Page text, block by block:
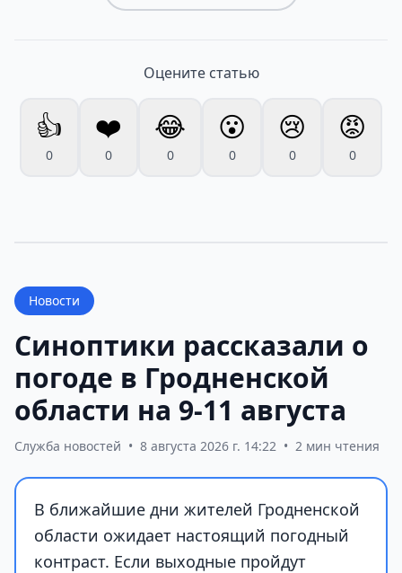
Оцените статью
👍
0
❤️
0
😂
0
😮
0
😢
0
😡
0
Новости
Синоптики рассказали о
погоде в Гродненской
области на 9-11 августа
Служба новостей • 8 августа 2026 г. 14:22 • 2 мин чтения
В ближайшие дни жителей Гродненской
области ожидает настоящий погодный
контраст. Если выходные пройдут